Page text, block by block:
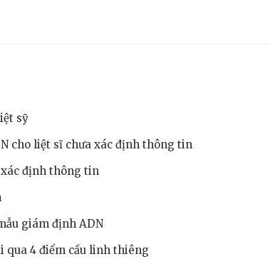
sỹ
cho liệt sĩ chưa xác định thông tin
định thông tin
giám định ADN
qua 4 điểm cầu linh thiêng